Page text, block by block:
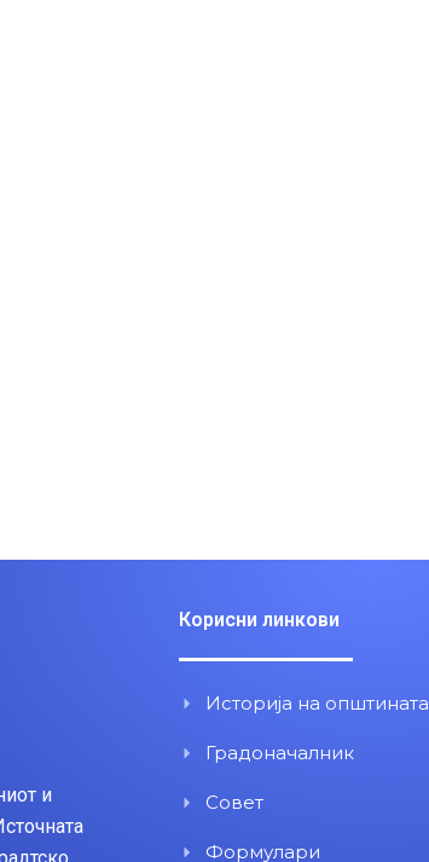
и
Корисни линкови
Историја на општината
Градоначалник
Совет
Формулари